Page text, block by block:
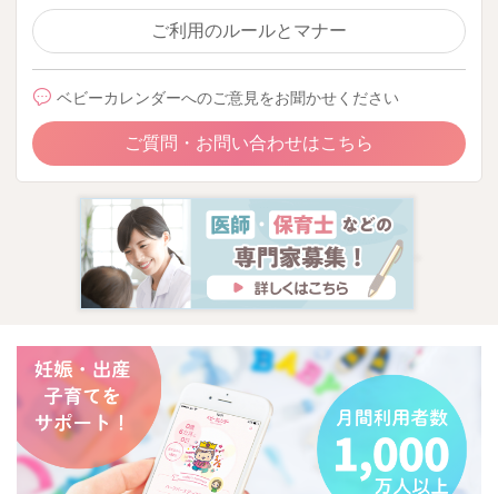
ご利用のルールとマナー
ベビーカレンダーへのご意見をお聞かせください
ご質問・お問い合わせはこちら